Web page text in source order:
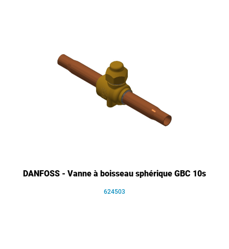
DANFOSS - Vanne à boisseau sphérique GBC 10s
624503